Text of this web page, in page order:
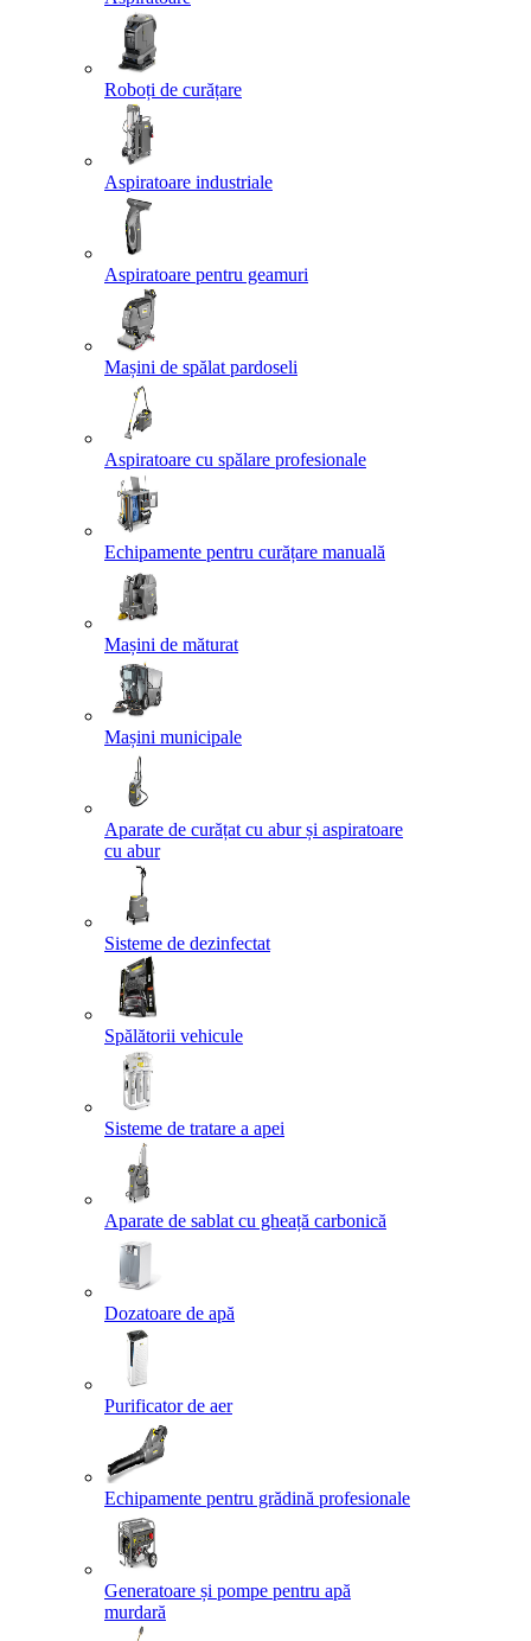
Roboți de curățare
Aspiratoare industriale
Aspiratoare pentru geamuri
Mașini de spălat pardoseli
Aspiratoare cu spălare profesionale
Echipamente pentru curățare manuală
Mașini de măturat
Mașini municipale
Aparate de curățat cu abur și aspiratoare
cu abur
Sisteme de dezinfectat
Spălătorii vehicule
Sisteme de tratare a apei
Aparate de sablat cu gheață carbonică
Dozatoare de apă
Purificator de aer
Echipamente pentru grădină profesionale
Generatoare și pompe pentru apă
murdară